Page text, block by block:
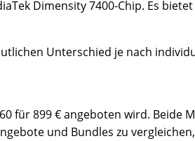
Dimensity 7400-Chip. Es
Unterschied je nach
für 899 € angeboten wird.
und Bundles zu